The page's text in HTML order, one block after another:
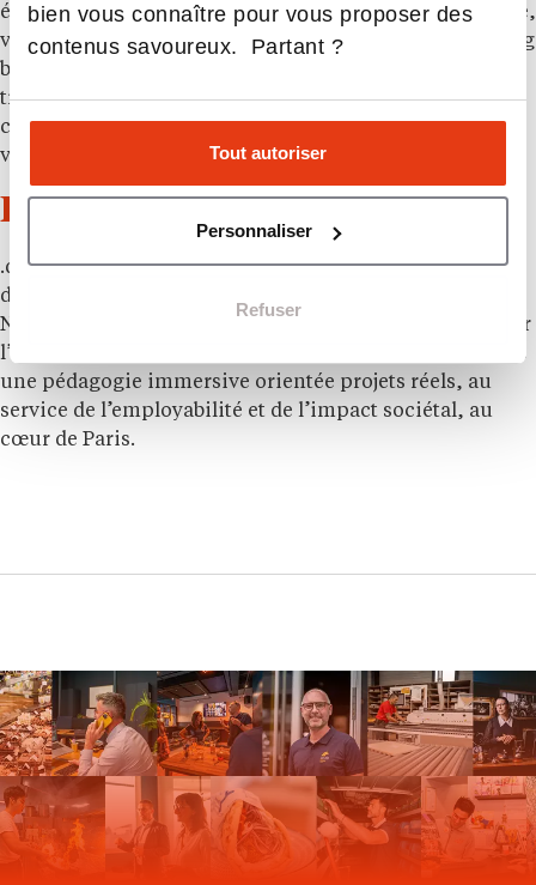
bien vous connaître pour vous proposer des
contenus savoureux. Partant ?
Tout autoriser
Personnaliser
Refuser
étudiant en réorientation ou futur alternant en Mastère,
venez découvrir notre approche innovante, le “learning
by doing”. Vous comprendrez alors pourquoi la
transparence et l’éthique sont au cœur de notre ADN et
comment cela se traduit dans notre pédagogie et nos
valeurs fondamentales.
École .decode
.decode est une école de technologie hybride qui forme
des experts du numérique en développement,
NoCode/LowCode et intelligence artificielle. Fondée sur
l’expertise technique, l’agilité et l’éthique, elle propose
une pédagogie immersive orientée projets réels, au
service de l’employabilité et de l’impact sociétal, au
cœur de Paris.